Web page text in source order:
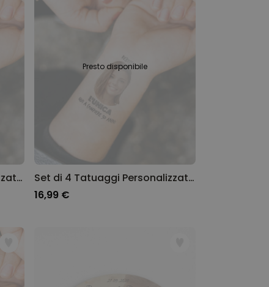
Set di 6 Tatuaggi Personalizzati con Faccia e Testo
Presto disponibile
Set di 4 Tatuaggi Personalizzati con Faccia e Testo
16,99 €